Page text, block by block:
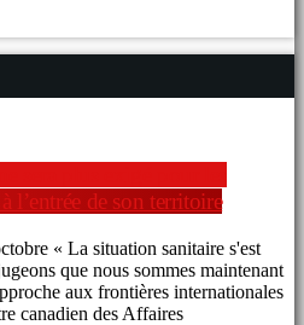
l’entrée de son territoire
« La situation sanitaire s'est
que nous sommes maintenant
aux frontières internationales
canadien des Affaires